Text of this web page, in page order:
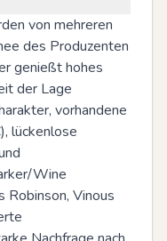
von mehreren
des Produzenten
genießt hohes
der Lage
vorhandene
lückenlose
Wine
Robinson, Vinous